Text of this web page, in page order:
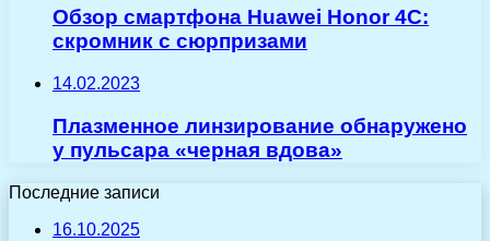
Обзор смартфона Huawei Honor 4C:
скромник с сюрпризами
14.02.2023
Плазменное линзирование обнаружено
у пульсара «черная вдова»
Последние записи
16.10.2025